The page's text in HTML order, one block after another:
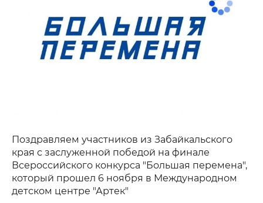
Поздравляем участников из Забайкальского
края с заслуженной победой на финале
Всероссийского конкурса "Большая перемена",
который прошел 6 ноября в Международном
детском центре "Артек"